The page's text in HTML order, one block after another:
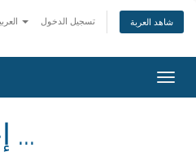
تسجيل الدخول شاهد العربة
تبديل
التنقل
إختيار الدومين ...